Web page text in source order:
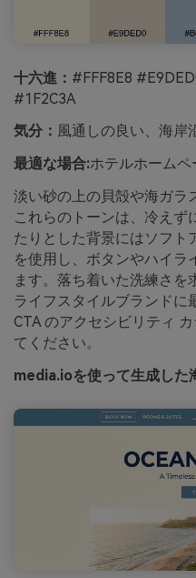
十六進： #FFF8E8
#1F2C3A
気分： 風通しの良い、海岸
最適な場合:ホテルホーム
淡い砂の上の貝殻や海ガラ
これらのトーンは、冷えず
たりとした背景にはソフト
を使用し、ボタンやハイラ
ます。落ち着いた洗練さを
ライフスタイルブランドに
CTA のアクセシビリティ
てください。
media.ioを使って生成した